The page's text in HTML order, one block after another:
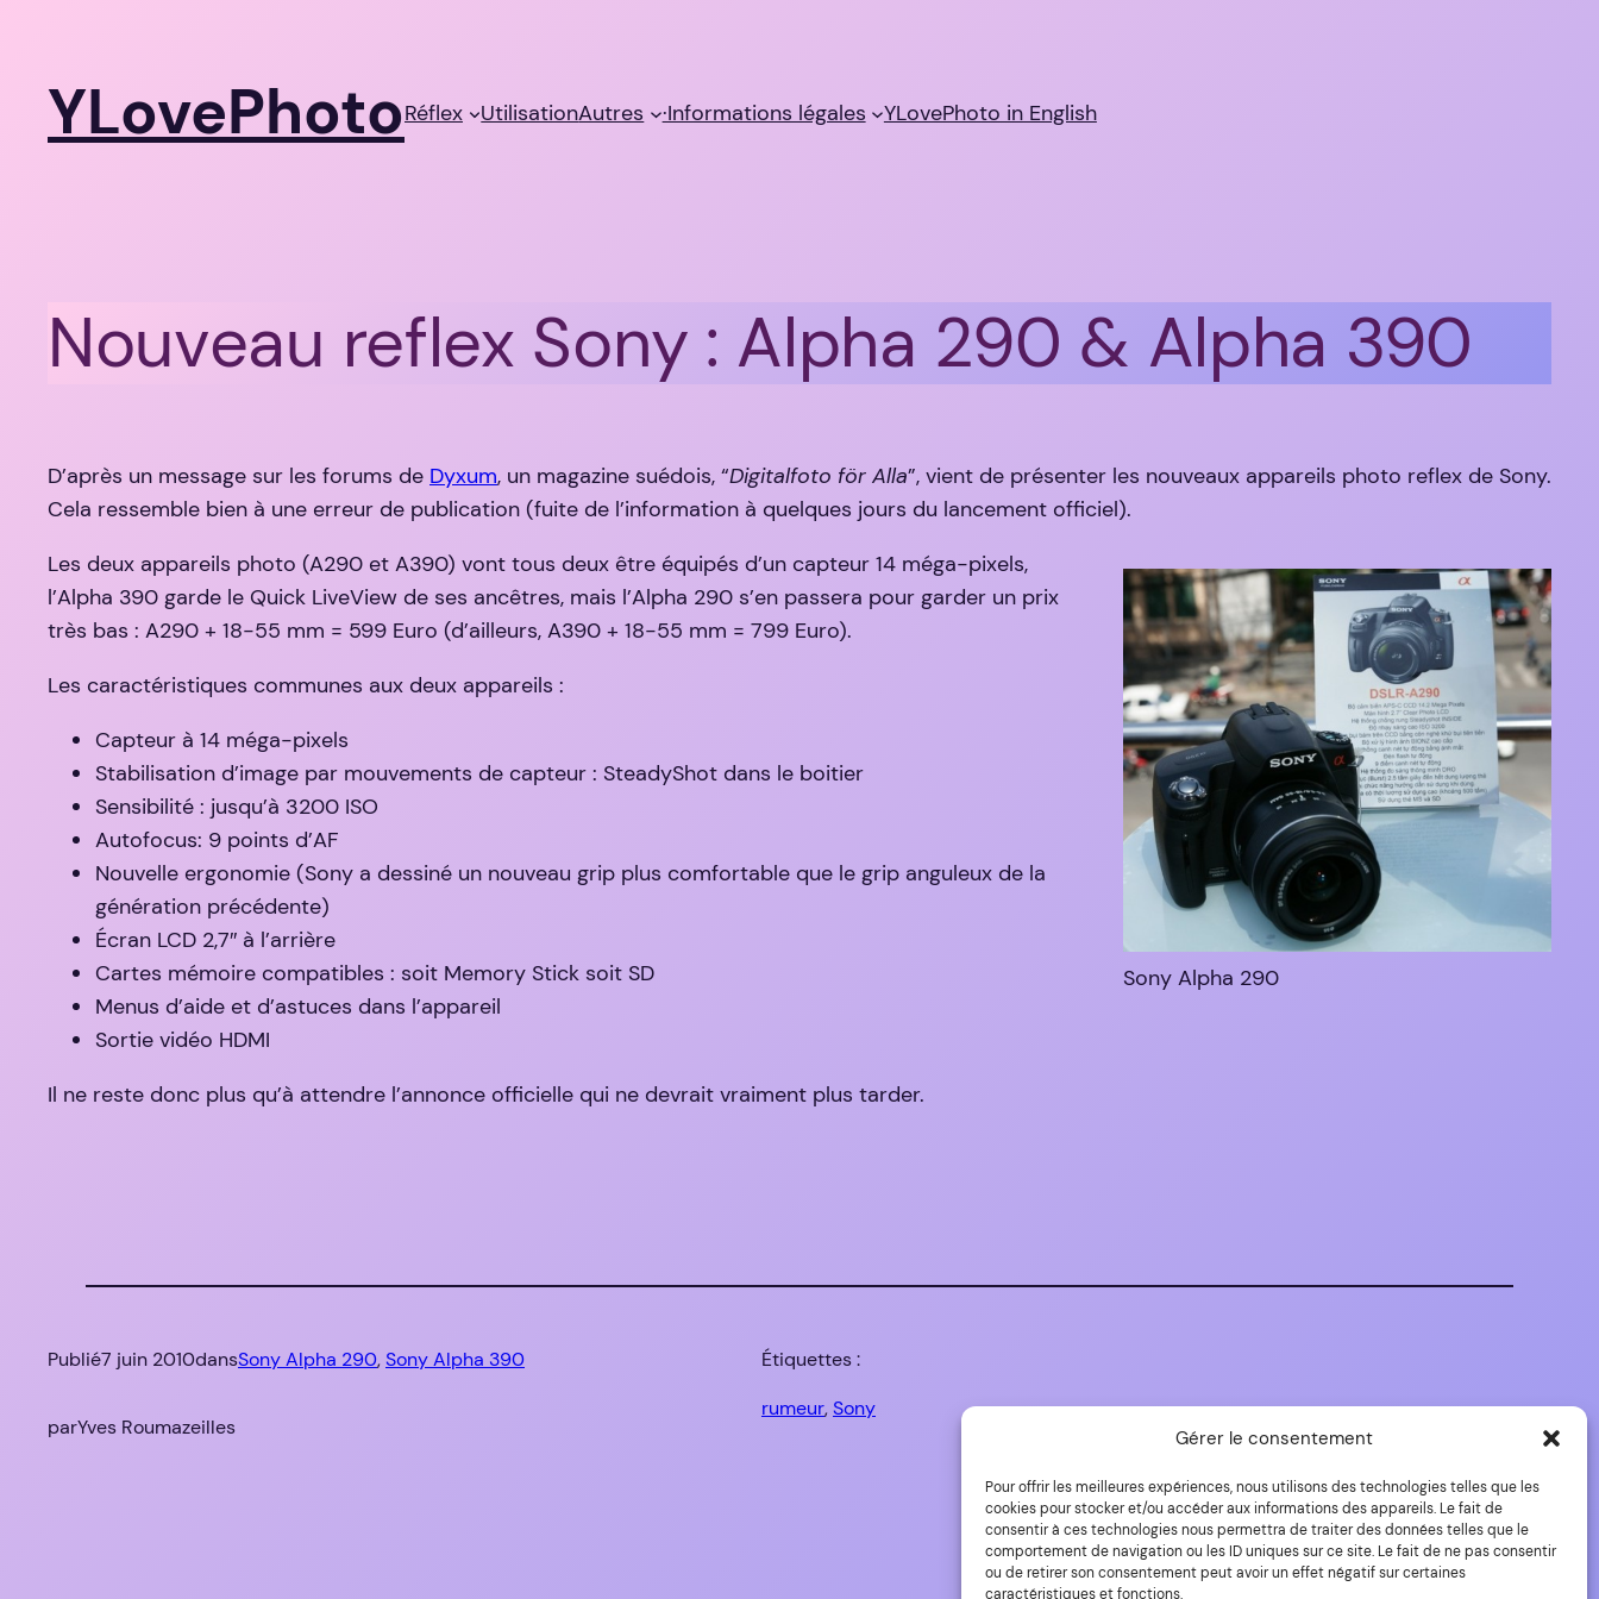
Gérer le consentement
Pour offrir les meilleures expériences, nous utilisons des technologies telles que les
cookies pour stocker et/ou accéder aux informations des appareils. Le fait de
consentir à ces technologies nous permettra de traiter des données telles que le
comportement de navigation ou les ID uniques sur ce site. Le fait de ne pas consentir
ou de retirer son consentement peut avoir un effet négatif sur certaines
caractéristiques et fonctions.
contenu
YLovePhotoRéflex UtilisationAutres ·Informations légales YLovePhoto in English
Nouveau reflex Sony : Alpha 290 & Alpha 390
D’après un message sur les forums de Dyxum, un magazine suédois, “Digitalfoto för Alla”, vient de présenter les nouveaux appareils photo reflex de Sony.
Cela ressemble bien à une erreur de publication (fuite de l’information à quelques jours du lancement officiel).
Sony Alpha 290
Les deux appareils photo (A290 et A390) vont tous deux être équipés d’un capteur 14 méga-pixels,
l’Alpha 390 garde le Quick LiveView de ses ancêtres, mais l’Alpha 290 s’en passera pour garder un prix
très bas : A290 + 18-55 mm = 599 Euro (d’ailleurs, A390 + 18-55 mm = 799 Euro).
Les caractéristiques communes aux deux appareils :
Capteur à 14 méga-pixels
Stabilisation d’image par mouvements de capteur : SteadyShot dans le boitier
Sensibilité : jusqu’à 3200 ISO
Autofocus: 9 points d’AF
Nouvelle ergonomie (Sony a dessiné un nouveau grip plus comfortable que le grip anguleux de la
génération précédente)
Écran LCD 2,7″ à l’arrière
Cartes mémoire compatibles : soit Memory Stick soit SD
Menus d’aide et d’astuces dans l’appareil
Sortie vidéo HDMI
Il ne reste donc plus qu’à attendre l’annonce officielle qui ne devrait vraiment plus tarder.
Publié7 juin 2010dansSony Alpha 290, Sony Alpha 390
parYves Roumazeilles
Étiquettes :
rumeur, Sony